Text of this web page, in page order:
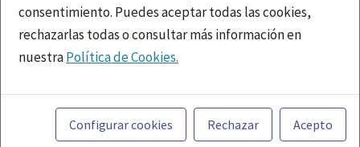
consentimiento. Puedes aceptar todas las cookies,
rechazarlas todas o consultar más información en
nuestraPolítica de Cookies.
Toda la información incluida en la Página Web está
referida a productos del mercado español y, por
tanto, dirigida a profesionales sanitarios legalmente
Configurar cookies Rechazar Acepto